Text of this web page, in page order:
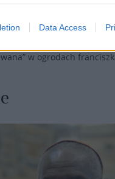
Data Access
relikwii św. Teresy
w ogrodach